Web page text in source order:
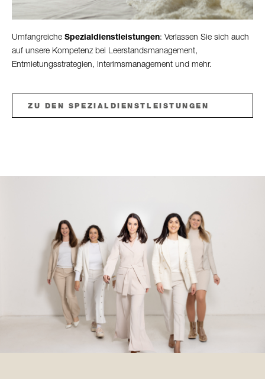
Umfangreiche Spezialdienstleistungen: Verlassen Sie sich auch
auf unsere Kompetenz bei Leerstandsmanagement,
Entmietungsstrategien, Interimsmanagement und mehr.
ZU DEN SPEZIALDIENSTLEISTUNGEN